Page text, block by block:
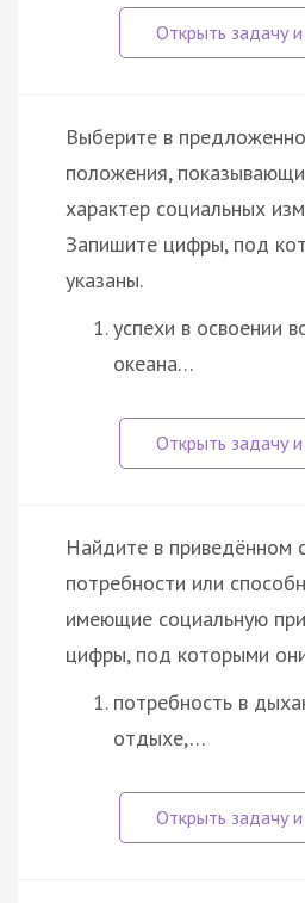
Выберите в
положения,
характер социальных
Запишите цифры, под
указаны.
успехи в освоении
океана…
Найдите в приведённом
потребности или
имеющие социальную
цифры, под которыми
потребность в
отдыхе,…